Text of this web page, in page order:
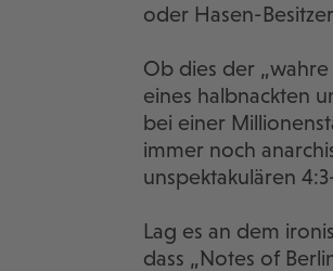
oder Hasen-
Ob dies der „wahre
eines halbnackten
bei einer
immer noch
unspektakulären
Lag es an dem
dass „Notes of